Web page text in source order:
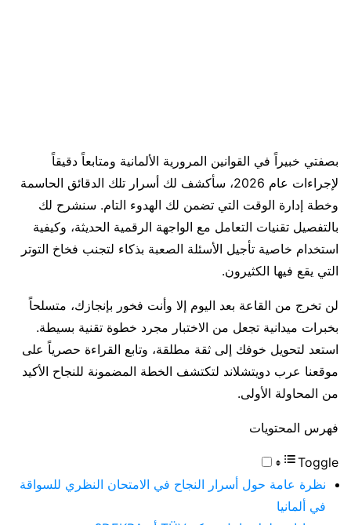
بصفتي خبيراً في القوانين المرورية الألمانية ومتابعاً دقيقاً
لإجراءات عام 2026، سأكشف لك أسرار تلك الدقائق الحاسمة
وخطة إدارة الوقت التي تضمن لك الهدوء التام. سنشرح لك
بالتفصيل تقنيات التعامل مع الواجهة الرقمية الحديثة، وكيفية
استخدام خاصية تأجيل الأسئلة الصعبة بذكاء لتجنب فخاخ التوتر
التي يقع فيها الكثيرون.
لن تخرج من القاعة بعد اليوم إلا وأنت فخور بإنجازك، متسلحاً
بخبرات ميدانية تجعل من الاختبار مجرد خطوة تقنية بسيطة.
استعد لتحويل خوفك إلى ثقة مطلقة، وتابع القراءة حصرياً على
موقعنا عرب دويتشلاند لتكتشف الخطة المضمونة للنجاح الأكيد
من المحاولة الأولى.
فهرس المحتويات
Toggle
نظرة عامة حول أسرار النجاح في الامتحان النظري للسواقة
في ألمانيا